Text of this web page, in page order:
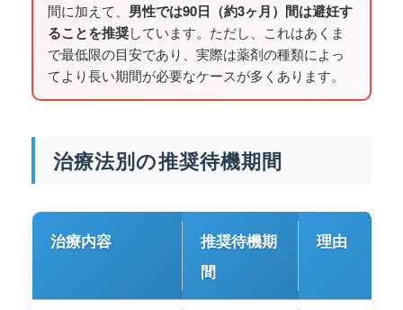
間に加えて、 男性では90日（約3ヶ月）間は避妊す
ることを推奨しています。ただし、これはあくま
で最低限の目安であり、実際は薬剤の種類によっ
てより長い期間が必要なケースが多くあります。
治療法別の推奨待機期間
治療内容
推奨待機期
間
理由